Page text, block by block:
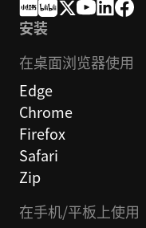
安装
在桌面浏览器使用
Edge
Chrome
Firefox
Safari
Zip
在手机/平板上使用